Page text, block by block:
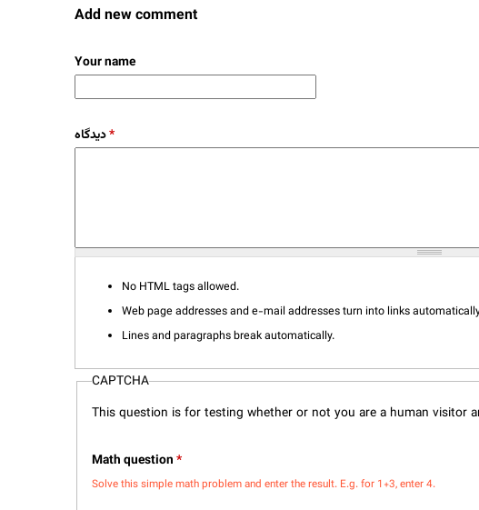
Add new comment
Your name
*
No HTML tags allowed.
Web page addresses and e-mail addresses turn into links
Lines and paragraphs break automatically.
CAPTCHA
This question is for testing whether or not you are a human visitor
Math question*
Solve this simple math problem and enter the result. E.g. for 1+3, enter 4.